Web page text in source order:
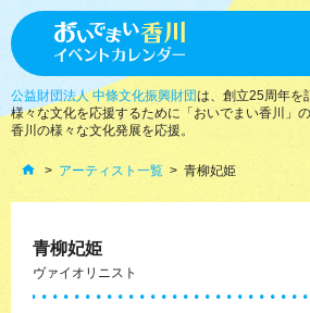
公益財団法人 中條文化振興財団は、創立25周年を
様々な文化を応援するために「おいでまい香川」
香川の様々な文化発展を応援。
アーティスト一覧 青柳妃姫
青柳妃姫
ヴァイオリニスト